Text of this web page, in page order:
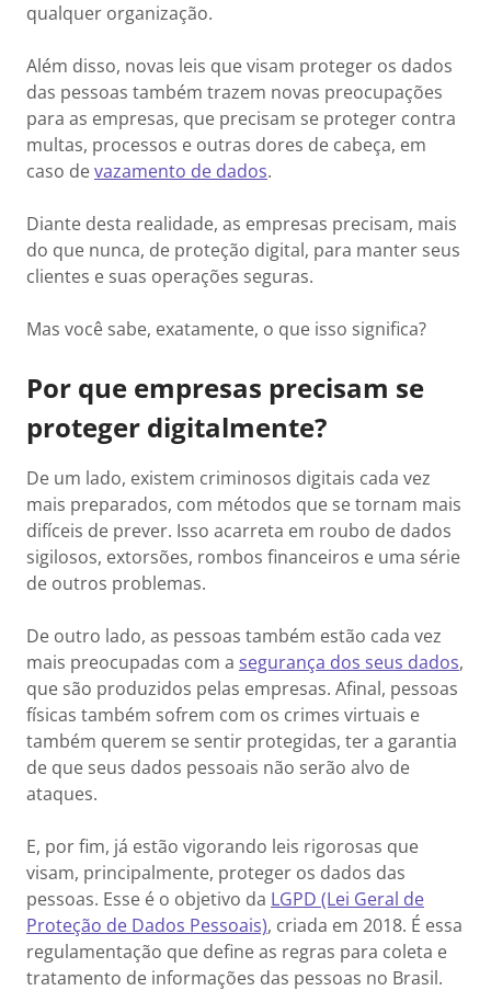
qualquer organização.
Além disso, novas leis que visam proteger os dados
das pessoas também trazem novas preocupações
para as empresas, que precisam se proteger contra
multas, processos e outras dores de cabeça, em
caso devazamento de dados.
Diante desta realidade, as empresas precisam, mais
do que nunca, de proteção digital, para manter seus
clientes e suas operações seguras.
Mas você sabe, exatamente, o que isso significa?
Por que empresas precisam se
proteger digitalmente?
De um lado, existem criminosos digitais cada vez
mais preparados, com métodos que se tornam mais
difíceis de prever. Isso acarreta em roubo de dados
sigilosos, extorsões, rombos financeiros e uma série
de outros problemas.
De outro lado, as pessoas também estão cada vez
mais preocupadas com a segurança dos seus dados,
que são produzidos pelas empresas. Afinal, pessoas
físicas também sofrem com os crimes virtuais e
também querem se sentir protegidas, ter a garantia
de que seus dados pessoais não serão alvo de
ataques.
E, por fim, já estão vigorando leis rigorosas que
visam, principalmente, proteger os dados das
pessoas. Esse é o objetivo da LGPD (Lei Geral de
Proteção de Dados Pessoais), criada em 2018. É essa
regulamentação que define as regras para coleta e
tratamento de informações das pessoas no Brasil.